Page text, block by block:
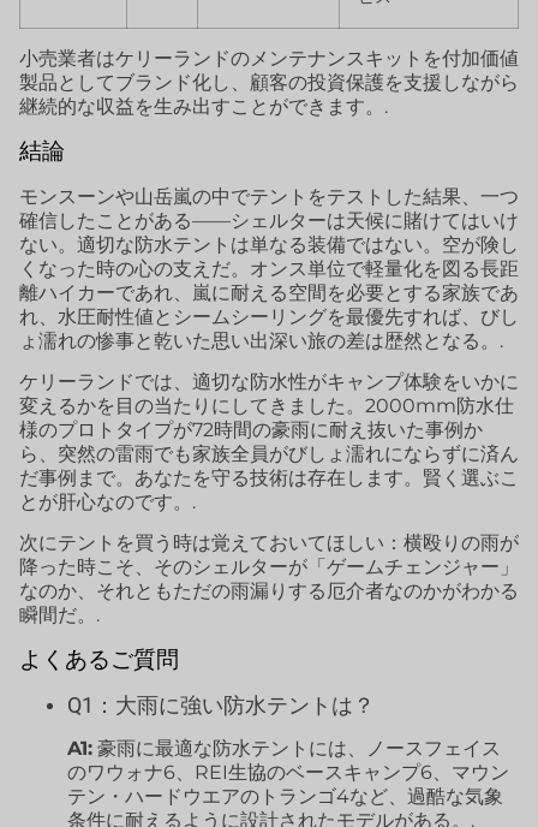
小売業者はケリーランドのメンテナンスキットを付加価値
製品としてブランド化し、顧客の投資保護を支援しながら
継続的な収益を生み出すことができます。.
結論
モンスーンや山岳嵐の中でテントをテストした結果、一つ
確信したことがある——シェルターは天候に賭けてはいけ
ない。適切な防水テントは単なる装備ではない。空が険し
くなった時の心の支えだ。オンス単位で軽量化を図る長距
離ハイカーであれ、嵐に耐える空間を必要とする家族であ
れ、水圧耐性値とシームシーリングを最優先すれば、びし
ょ濡れの惨事と乾いた思い出深い旅の差は歴然となる。.
ケリーランドでは、適切な防水性がキャンプ体験をいかに
変えるかを目の当たりにしてきました。2000mm防水仕
様のプロトタイプが72時間の豪雨に耐え抜いた事例か
ら、突然の雷雨でも家族全員がびしょ濡れにならずに済ん
だ事例まで。あなたを守る技術は存在します。賢く選ぶこ
とが肝心なのです。.
次にテントを買う時は覚えておいてほしい：横殴りの雨が
降った時こそ、そのシェルターが「ゲームチェンジャー」
なのか、それともただの雨漏りする厄介者なのかがわかる
瞬間だ。.
よくあるご質問
Q1：大雨に強い防水テントは？
A1: 豪雨に最適な防水テントには、ノースフェイス
のワウォナ6、REI生協のベースキャンプ6、マウン
テン・ハードウエアのトランゴ4など、過酷な気象
条件に耐えるように設計されたモデルがある。.